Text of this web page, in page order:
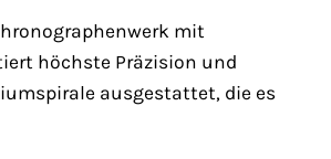
mit
höchste Präzision und
ausgestattet, die es